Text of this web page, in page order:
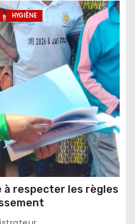
HYGIÈNE
à respecter les règles